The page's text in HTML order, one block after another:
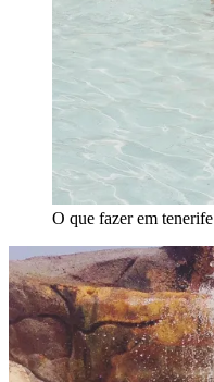
O que fazer em tenerife